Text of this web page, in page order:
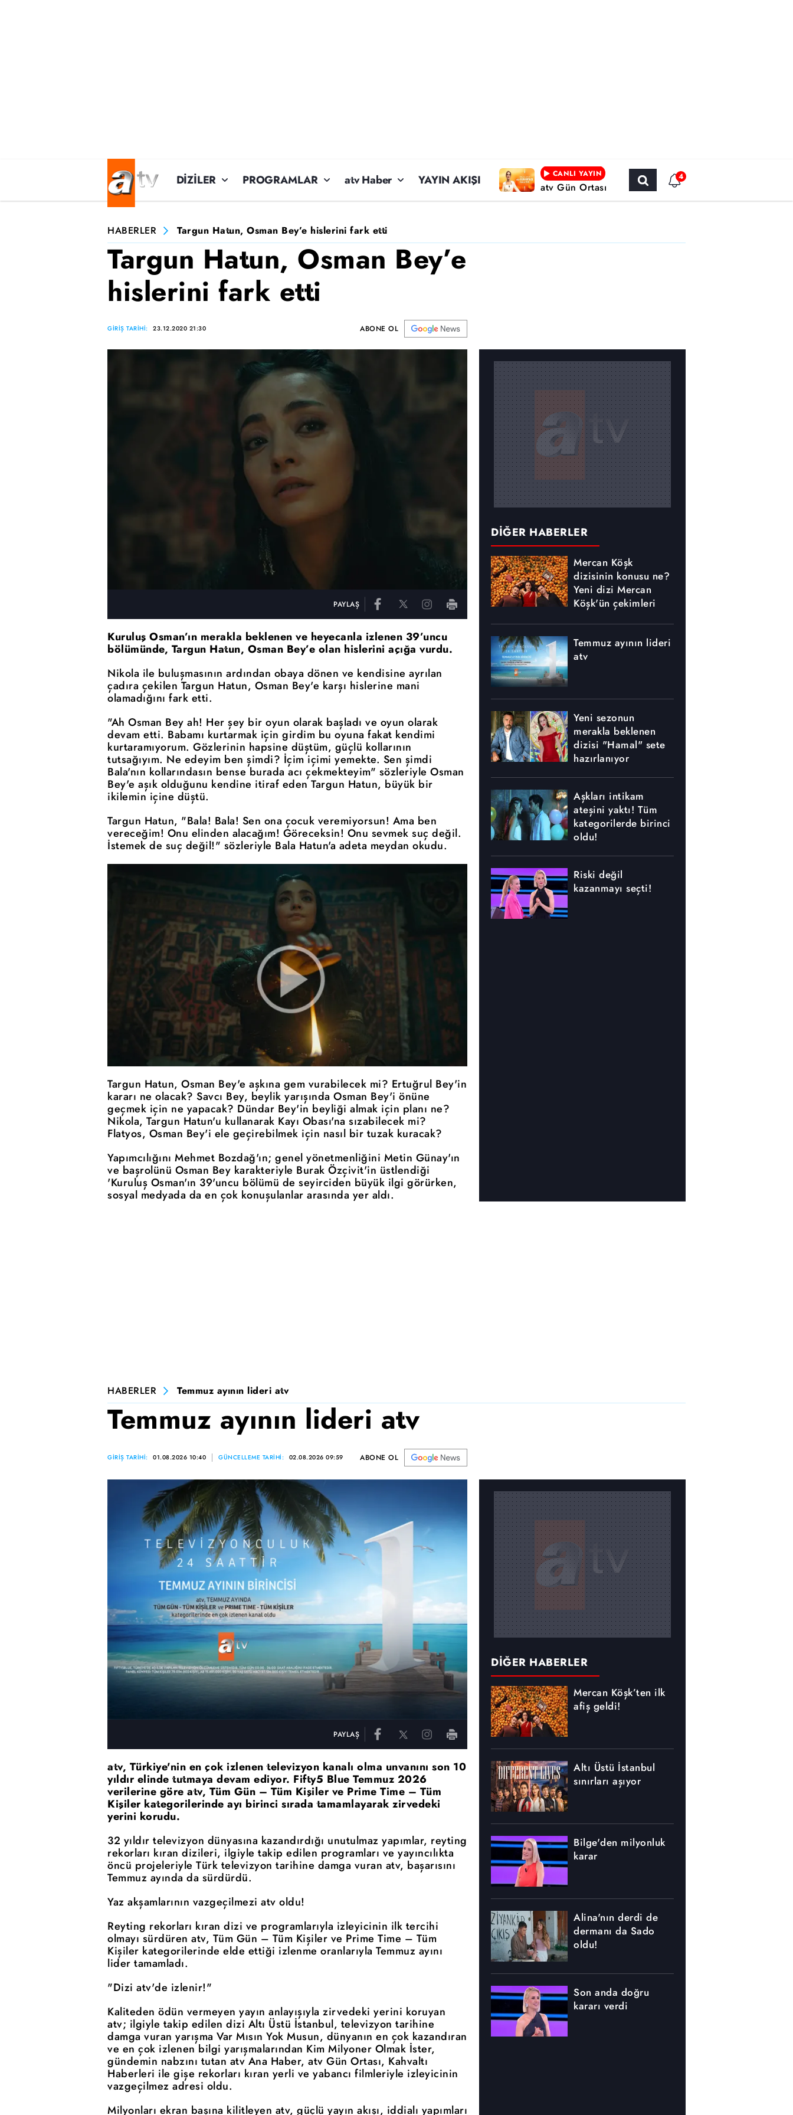
DİZİLER PROGRAMLAR atv Haber YAYIN AKIŞI CANLI YAYIN
atv Gün Ortası
4
HABERLER Targun Hatun, Osman Bey’e hislerini fark etti
Targun Hatun, Osman Bey’e
hislerini fark etti
GİRİŞ TARİHİ: 23.12.2020 21:30 ABONE OL
PAYLAŞ
Kuruluş Osman’ın merakla beklenen ve heyecanla izlenen 39’uncu
bölümünde, Targun Hatun, Osman Bey’e olan hislerini açığa vurdu.
Nikola ile buluşmasının ardından obaya dönen ve kendisine ayrılan
çadıra çekilen Targun Hatun, Osman Bey'e karşı hislerine mani
olamadığını fark etti.
"Ah Osman Bey ah! Her şey bir oyun olarak başladı ve oyun olarak
devam etti. Babamı kurtarmak için girdim bu oyuna fakat kendimi
kurtaramıyorum. Gözlerinin hapsine düştüm, güçlü kollarının
tutsağıyım. Ne edeyim ben şimdi? İçim içimi yemekte. Sen şimdi
Bala'nın kollarındasın bense burada acı çekmekteyim" sözleriyle Osman
Bey'e aşık olduğunu kendine itiraf eden Targun Hatun, büyük bir
ikilemin içine düştü.
Targun Hatun, "Bala! Bala! Sen ona çocuk veremiyorsun! Ama ben
vereceğim! Onu elinden alacağım! Göreceksin! Onu sevmek suç değil.
İstemek de suç değil!" sözleriyle Bala Hatun'a adeta meydan okudu.
Targun Hatun, Osman Bey'e aşkına gem vurabilecek mi? Ertuğrul Bey'in
kararı ne olacak? Savcı Bey, beylik yarışında Osman Bey'i önüne
geçmek için ne yapacak? Dündar Bey'in beyliği almak için planı ne?
Nikola, Targun Hatun'u kullanarak Kayı Obası'na sızabilecek mi?
Flatyos, Osman Bey'i ele geçirebilmek için nasıl bir tuzak kuracak?
Yapımcılığını Mehmet Bozdağ'ın; genel yönetmenliğini Metin Günay'ın
ve başrolünü Osman Bey karakteriyle Burak Özçivit'in üstlendiği
'Kuruluş Osman'ın 39'uncu bölümü de seyirciden büyük ilgi görürken,
sosyal medyada da en çok konuşulanlar arasında yer aldı.
DİĞER HABERLER
Mercan Köşk
dizisinin konusu ne?
Yeni dizi Mercan
Köşk'ün çekimleri
Temmuz ayının lideri
atv
Yeni sezonun
merakla beklenen
dizisi "Hamal" sete
hazırlanıyor
Aşkları intikam
ateşini yaktı! Tüm
kategorilerde birinci
oldu!
Riski değil
kazanmayı seçti!
HABERLER Temmuz ayının lideri atv
Temmuz ayının lideri atv
GİRİŞ TARİHİ: 01.08.2026 10:40 GÜNCELLEME TARİHİ: 02.08.2026 09:59 ABONE OL
PAYLAŞ
atv, Türkiye'nin en çok izlenen televizyon kanalı olma unvanını son 10
yıldır elinde tutmaya devam ediyor. Fifty5 Blue Temmuz 2026
verilerine göre atv, Tüm Gün – Tüm Kişiler ve Prime Time – Tüm
Kişiler kategorilerinde ayı birinci sırada tamamlayarak zirvedeki
yerini korudu.
32 yıldır televizyon dünyasına kazandırdığı unutulmaz yapımlar, reyting
rekorları kıran dizileri, ilgiyle takip edilen programları ve yayıncılıkta
öncü projeleriyle Türk televizyon tarihine damga vuran atv, başarısını
Temmuz ayında da sürdürdü.
Yaz akşamlarının vazgeçilmezi atv oldu!
Reyting rekorları kıran dizi ve programlarıyla izleyicinin ilk tercihi
olmayı sürdüren atv, Tüm Gün – Tüm Kişiler ve Prime Time – Tüm
Kişiler kategorilerinde elde ettiği izlenme oranlarıyla Temmuz ayını
lider tamamladı.
"Dizi atv'de izlenir!"
Kaliteden ödün vermeyen yayın anlayışıyla zirvedeki yerini koruyan
atv; ilgiyle takip edilen dizi Altı Üstü İstanbul, televizyon tarihine
damga vuran yarışma Var Mısın Yok Musun, dünyanın en çok kazandıran
ve en çok izlenen bilgi yarışmalarından Kim Milyoner Olmak İster,
gündemin nabzını tutan atv Ana Haber, atv Gün Ortası, Kahvaltı
Haberleri ile gişe rekorları kıran yerli ve yabancı filmleriyle izleyicinin
vazgeçilmez adresi oldu.
Milyonları ekran başına kilitleyen atv, güçlü yayın akışı, iddialı yapımları
DİĞER HABERLER
Mercan Köşk’ten ilk
afiş geldi!
Altı Üstü İstanbul
sınırları aşıyor
Bilge'den milyonluk
karar
Alina'nın derdi de
dermanı da Sado
oldu!
Son anda doğru
kararı verdi